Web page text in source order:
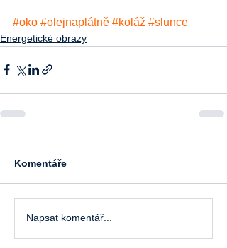
#oko #olejnaplátně #koláž #slunce
Energetické obrazy
Komentáře
Napsat komentář...